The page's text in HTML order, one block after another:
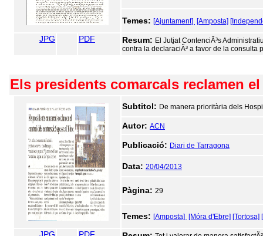
Temes: [Ajuntament] [Amposta]
JPG PDF Resum: El Jutjat ContenciÃ³s
contra la declaraciÃ³ a favor de la consulta
Els presidents comarcals reclamen
Subtitol: De manera prioritària dels
Autor: ACN
Publicació: Diari de Tarragona
Data: 20/04/2013
Pàgina: 29
Temes: [Amposta] [Móra d'Ebre] [Tortosa]